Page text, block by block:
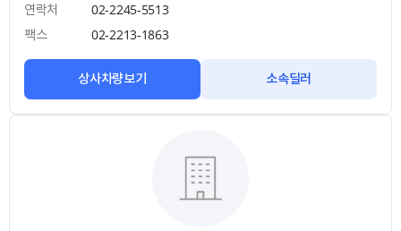
연락처
02-2245-5513
팩스
02-2213-1863
상사차량보기 소속딜러